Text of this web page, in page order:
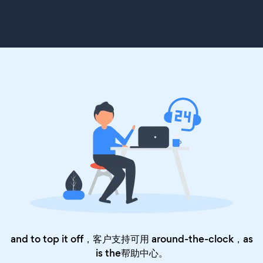
and to top it off，客户支持可用 around-the-clock，as
is the帮助中心。